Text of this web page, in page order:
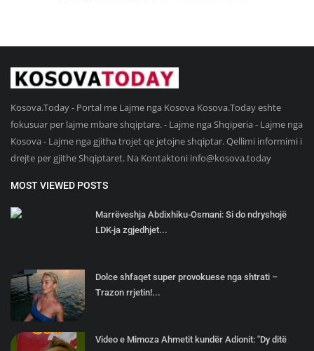
Kosova.Today - Portal me Lajme nga Kosova Kosova.Today eshte
fokusuar per lajme mbare shqiptare. - Lajme nga Shqiperia - Lajme nga
Kosova - Lajme nga gjitha trojet qe jetojne shqiptar. Qellimi informimi i
drejte per gjithe Shqiptaret. Na Kontaktoni info@kosova.today
MOST VIEWED POSTS
Marrëveshja Abdixhiku-Osmani: Si do ndryshojë
LDK-ja zgjedhjet...
Dolce shfaqet super provokuese nga shtrati –
Trazon rrjetin!...
Video e Mimoza Ahmetit kundër Adionit: "Dy ditë